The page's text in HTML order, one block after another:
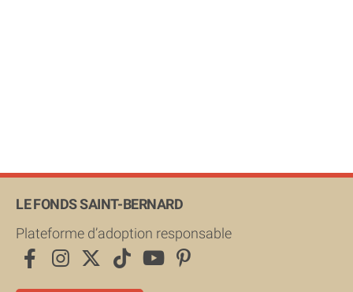
LE FONDS SAINT-BERNARD
Plateforme d’adoption responsable